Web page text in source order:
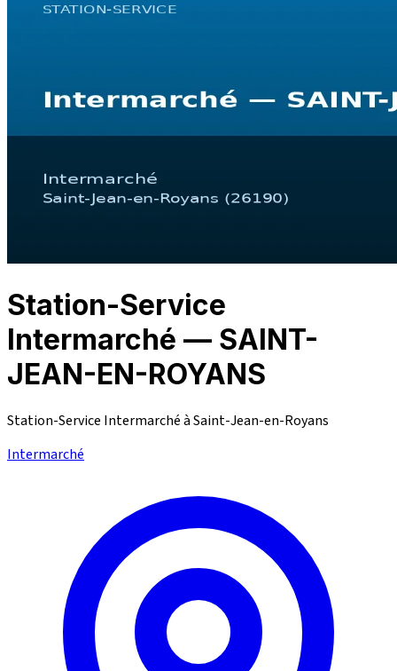
Station-Service
Intermarché — SAINT-
JEAN-EN-ROYANS
Station-Service Intermarché à Saint-Jean-en-Royans
Intermarché